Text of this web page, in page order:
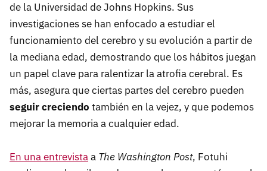
de la Universidad de Johns Hopkins. Sus
investigaciones se han enfocado a estudiar el
funcionamiento del cerebro y su evolución a partir de
la mediana edad, demostrando que los hábitos juegan
un papel clave para ralentizar la atrofia cerebral. Es
más, asegura que ciertas partes del cerebro pueden
seguir creciendo también en la vejez, y que podemos
mejorar la memoria a cualquier edad.
En una entrevistaa The Washington Post, Fotuhi